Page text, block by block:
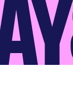
Fortsätt
till
innehållet